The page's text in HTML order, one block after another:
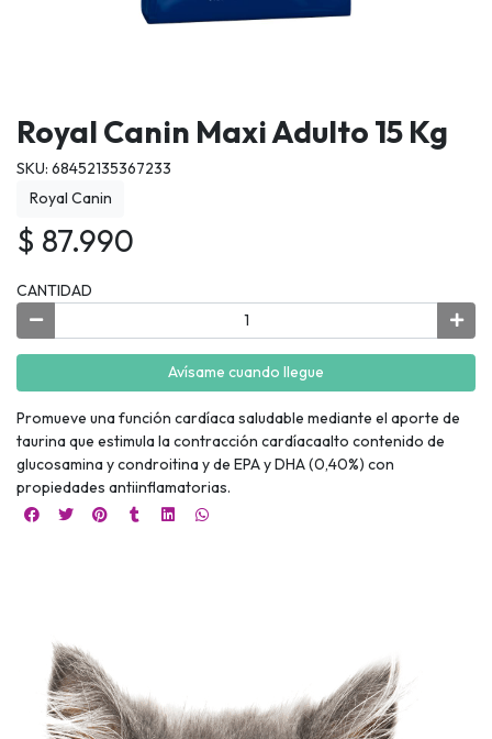
Royal Canin Maxi Adulto 15 Kg
SKU: 68452135367233
Royal Canin
$ 87.990
CANTIDAD
Avísame cuando llegue
Promueve una función cardíaca saludable mediante el aporte de
taurina que estimula la contracción cardíacaalto contenido de
glucosamina y condroitina y de EPA y DHA (0,40%) con
propiedades antiinflamatorias.